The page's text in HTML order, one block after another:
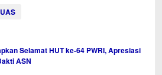
Selamat HUT ke-64 PWRI, Apresiasi
ASN